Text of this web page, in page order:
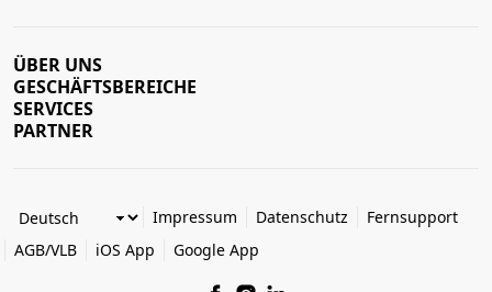
ÜBER UNS
GESCHÄFTSBEREICHE
SERVICES
PARTNER
Impressum Datenschutz
Fernsupport
AGB/VLB
iOS App Google App